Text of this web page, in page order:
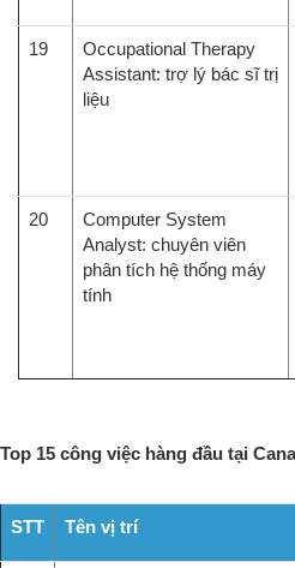
19
Occupational Therapy
Assistant: trợ lý bác sĩ trị
liệu
20
Computer System
Analyst: chuyên viên
phân tích hệ thống máy
tính
Top 15 công việc hàng đầu tại
STT Tên vị trí